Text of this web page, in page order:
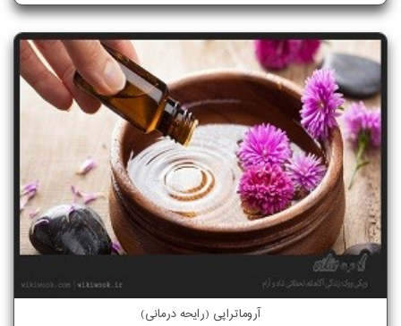
آروماتراپی (رایحه درمانی)